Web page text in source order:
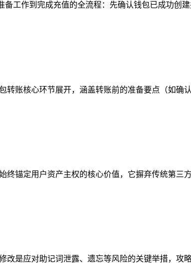
工作到完成充值的全流程：先确认钱包已成功创
转账核心环节展开，涵盖转账前的准备要点（如确
锚定用户资产主权的核心价值，它摒弃传统第三
是应对助记词泄露、遗忘等风险的关键举措，攻